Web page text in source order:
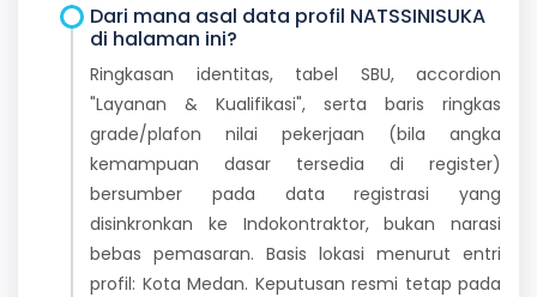
Dari mana asal data profil NATSSINISUKA
di halaman ini?
Ringkasan identitas, tabel SBU, accordion
"Layanan & Kualifikasi", serta baris ringkas
grade/plafon nilai pekerjaan (bila angka
kemampuan dasar tersedia di register)
bersumber pada data registrasi yang
disinkronkan ke Indokontraktor, bukan narasi
bebas pemasaran. Basis lokasi menurut entri
profil: Kota Medan. Keputusan resmi tetap pada